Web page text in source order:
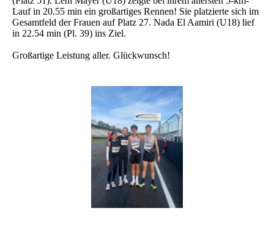
Lauf in 20.55 min ein großartiges Rennen! Sie platzierte sich im
Gesamtfeld der Frauen auf Platz 27. Nada El Aamiri (U18) lief
in 22.54 min (Pl. 39) ins Ziel.
Großartige Leistung aller. Glückwunsch!